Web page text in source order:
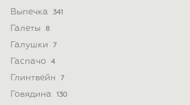
Выпечка 341
Галеты 8
Галушки 7
Гаспачо 4
Глинтвейн 7
Говядина 130